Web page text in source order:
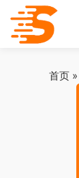
首页 »